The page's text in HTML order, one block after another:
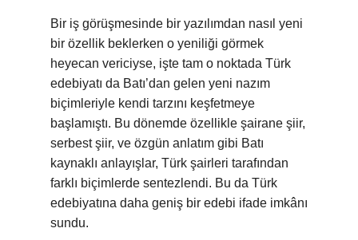
Bir iş görüşmesinde bir yazılımdan nasıl yeni
bir özellik beklerken o yeniliği görmek
heyecan vericiyse, işte tam o noktada Türk
edebiyatı da Batı’dan gelen yeni nazım
biçimleriyle kendi tarzını keşfetmeye
başlamıştı. Bu dönemde özellikle şairane şiir,
serbest şiir, ve özgün anlatım gibi Batı
kaynaklı anlayışlar, Türk şairleri tarafından
farklı biçimlerde sentezlendi. Bu da Türk
edebiyatına daha geniş bir edebi ifade imkânı
sundu.